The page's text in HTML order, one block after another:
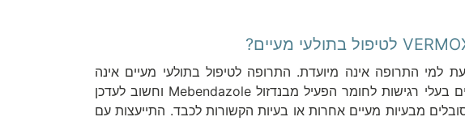
למי התרופה אינה מיועדת. התרופה לטיפול בתולעי מעיים אינה
מיועדת לנשים הנמצאות בהריון או לאנשים בעלי רגישות לחומר הפעיל מבנדזול Mebendazole וחשוב לעדכן
מבעיות מעיים אחרות או בעיות הקשורות לכבד. התייעצות עם